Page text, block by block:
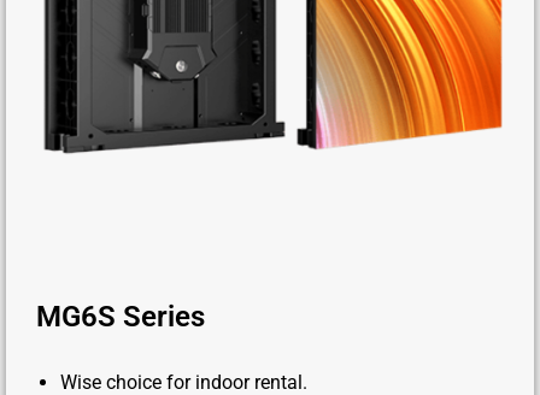
MG6S Series
Wise choice for indoor rental.